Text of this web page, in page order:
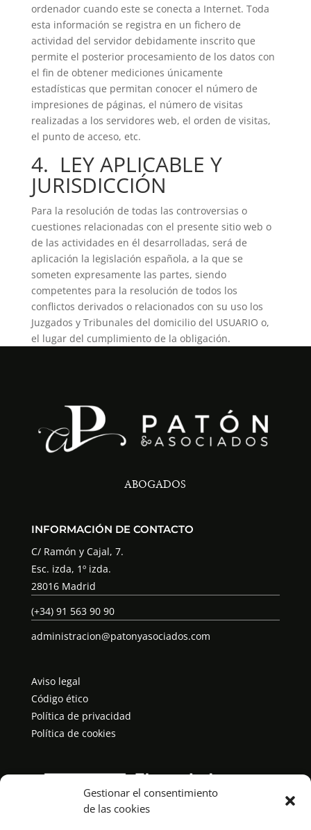
Gestionar el consentimiento
de las cookies
ordenador cuando este se conecta a Internet. Toda
esta información se registra en un fichero de
actividad del servidor debidamente inscrito que
permite el posterior procesamiento de los datos con
el fin de obtener mediciones únicamente
estadísticas que permitan conocer el número de
impresiones de páginas, el número de visitas
realizadas a los servidores web, el orden de visitas,
el punto de acceso, etc.
4. LEY APLICABLE Y
JURISDICCIÓN
Para la resolución de todas las controversias o
cuestiones relacionadas con el presente sitio web o
de las actividades en él desarrolladas, será de
aplicación la legislación española, a la que se
someten expresamente las partes, siendo
competentes para la resolución de todos los
conflictos derivados o relacionados con su uso los
Juzgados y Tribunales del domicilio del USUARIO o,
el lugar del cumplimiento de la obligación.
ABOGADOS
INFORMACIÓN DE CONTACTO
C/ Ramón y Cajal, 7.
Esc. izda, 1º izda.
28016 Madrid
(+34) 91 563 90 90
administracion@patonyasociados.com
Aviso legal
Código ético
Política de privacidad
Política de cookies